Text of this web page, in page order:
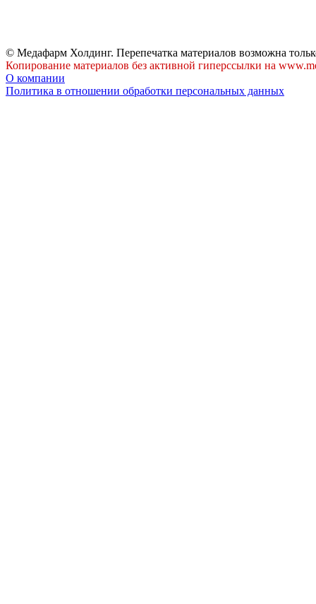
© Медафарм Холдинг. Перепечатка материалов возможна
Копирование материалов без активной гиперссылки на
О компании
Политика в отношении обработки персональных данных